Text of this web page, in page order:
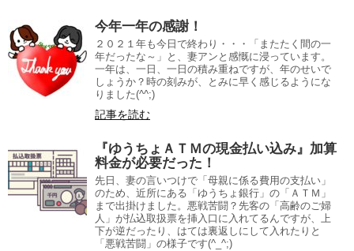
今年一年の感謝！
２０２１年も今日で終わり・・・「またたく間の一
年だったな～」と、妻アンと感慨に浸っています。
一年は、一日、一日の積み重ねですが、年のせいで
しょうか？時の刻みが、とみに早く感じるようにな
りました(^^;)
記事を読む
『ゆうちょＡＴＭの現金払い込み』加算
料金が必要だった！
先日、妻の言いつけで「母親に係る費用の支払い」
のため、近所にある「ゆうちょ銀行」の「ＡＴＭ」
まで出掛けました。悪戦苦闘？先客の「高齢のご婦
人」が払込取扱票を挿入口に入れてるんですが、上
下が逆だったり、はては裏返しにして入れたりと
「悪戦苦闘」の様子です(^_^;)